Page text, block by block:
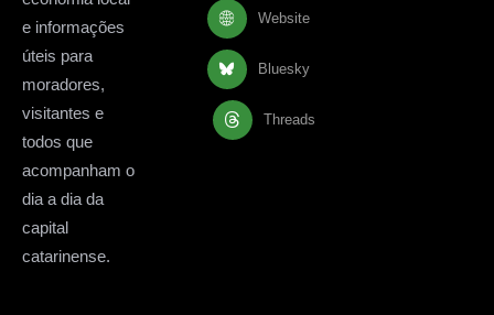
e informações
úteis para
moradores,
visitantes e
todos que
acompanham o
dia a dia da
capital
catarinense.
Website
Bluesky
Threads